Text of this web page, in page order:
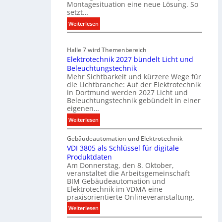
m
u
n
k
a
t
i
o
n
t
S
y
s
t
e
m
.
Montagesituation eine neue Lösung. So
setzt…
Weiterlesen:
E
n
C
l
i
p
f
a
l
e
U
n
t
e
r
g
Halle 7 wird Themenbereich
Elektrotechnik 2027 bündelt Licht und
Beleuchtungstechnik
Mehr Sichtbarkeit und kürzere Wege für
die Lichtbranche: Auf der Elektrotechnik
in Dortmund werden 2027 Licht und
Beleuchtungstechnik gebündelt in einer
eigenen…
Weiterlesen:
E
l
e
k
t
r
o
t
e
c
Gebäudeautomation und Elektrotechnik
VDI 3805 als Schlüssel für digitale
Produktdaten
Am Donnerstag, den 8. Oktober,
veranstaltet die Arbeitsgemeinschaft
BIM Gebäudeautomation und
Elektrotechnik im VDMA eine
praxisorientierte Onlineveranstaltung.
Weiterlesen:
V